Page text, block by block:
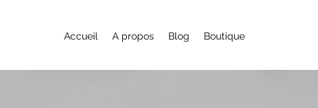
Accueil A propos Blog Boutique